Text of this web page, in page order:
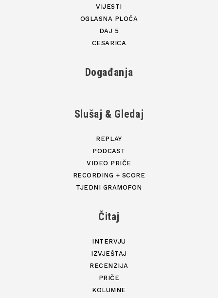
VIJESTI
OGLASNA PLOČA
DAJ 5
CESARICA
Događanja
Slušaj & Gledaj
REPLAY
PODCAST
VIDEO PRIČE
RECORDING + SCORE
TJEDNI GRAMOFON
Čitaj
INTERVJU
IZVJEŠTAJ
RECENZIJA
PRIČE
KOLUMNE